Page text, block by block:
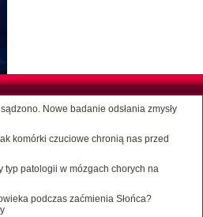
Nowe badanie odsłania zmysły
komórki czuciowe chronią nas przed
typ patologii w mózgach chorych na
podczas zaćmienia Słońca?